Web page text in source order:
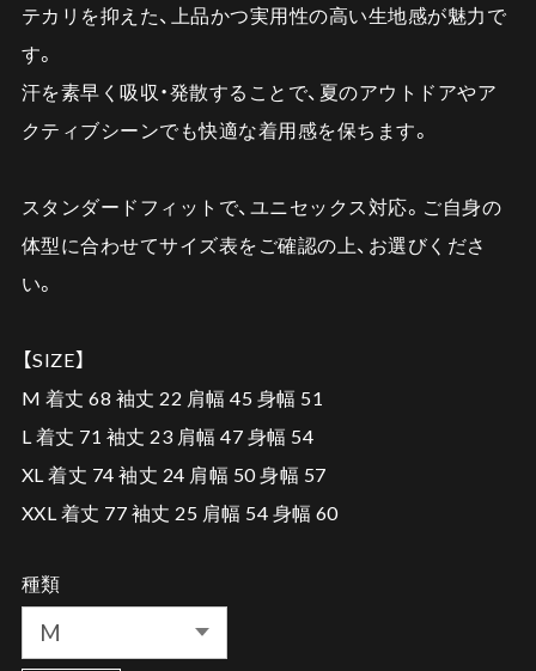
テカリを抑えた、上品かつ実用性の高い生地感が魅力で
す。
汗を素早く吸収・発散することで、夏のアウトドアやア
クティブシーンでも快適な着用感を保ちます。
スタンダードフィットで、ユニセックス対応。ご自身の
体型に合わせてサイズ表をご確認の上、お選びくださ
い。
【SIZE】
M 着丈 68 袖丈 22 肩幅 45 身幅 51
L 着丈 71 袖丈 23 肩幅 47 身幅 54
XL 着丈 74 袖丈 24 肩幅 50 身幅 57
XXL 着丈 77 袖丈 25 肩幅 54 身幅 60
種類